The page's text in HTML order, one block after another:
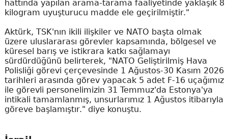
hattında yapılan arama-tarama faaliyetinde yaklaşık 8
kilogram uyuşturucu madde ele geçirilmiştir."
Aktürk, TSK'nın ikili ilişkiler ve NATO başta olmak
üzere uluslararası görevler kapsamında, bölgesel ve
küresel barış ve istikrara katkı sağlamayı
sürdürdüğünü belirterek, "NATO Geliştirilmiş Hava
Polisliği görevi çerçevesinde 1 Ağustos-30 Kasım 2026
tarihleri arasında görev yapacak 5 adet F-16 uçağımız
ile görevli personelimizin 31 Temmuz'da Estonya'ya
intikali tamamlanmış, unsurlarımız 1 Ağustos itibarıyla
göreve başlamıştır." diye konuştu.